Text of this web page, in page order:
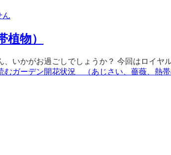
ん
物）
いかがお過ごしでしょうか？ 今回はロイ
むガーデン開花状況 （あじさい、薔薇、熱帯